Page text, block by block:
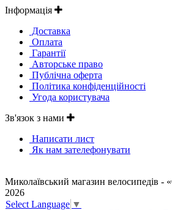
Інформація
Доставка
Оплата
Гарантії
Авторське право
Публічна оферта
Політика конфіденційності
Угода користувача
Зв'язок з нами
Написати лист
Як нам зателефонувати
Миколаївський магазин велосипедів -
2026
Select Language ▼